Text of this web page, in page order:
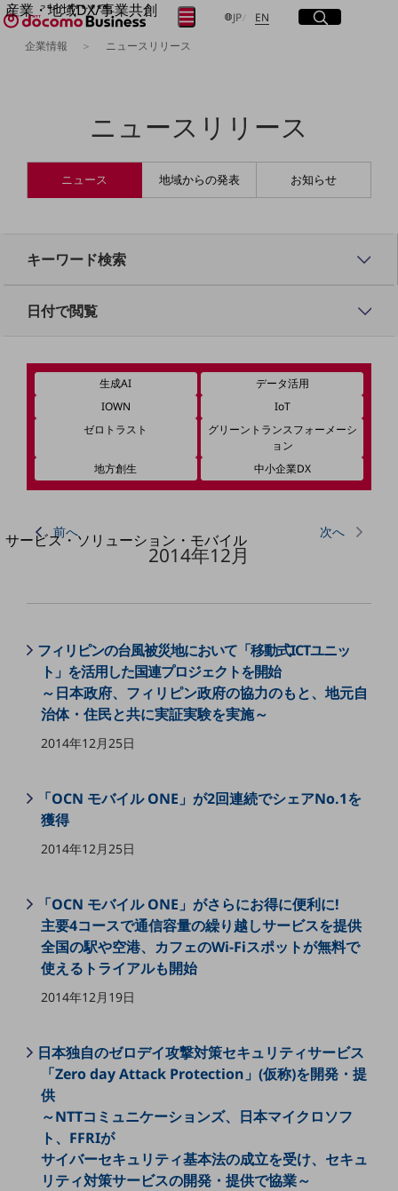
産業・地域DX/事業共創
OPEN HUB for Plural Futures
プレイヤー(カタリスト/パートナー企業)
Smart World
Smart Education
Smart Mobility
Smart Worksite
地域社会を支える皆さまと地域課題の解決や
地域経済のさらなる活性化に取り組みます
自治体・地域社会との共創
LGPF(Local Government Platform)
別ウィンドウで開きます
サービス・ソリューション・モバイル
サービス・ソリューションTOP
サービス・ソリューションをご紹介
カテゴリーで探すTOP
ネットワーク・モバイル
クラウド・データセンター
電話・映像コミュニケーション
データ利活用
運用管理
業務支援・マーケティング
災害対策・BCP
課題・ニーズで探すTOP
コミュニケーション・情報共有
マーケティング
業務効率化
災害対策
JP日本語
EN Englishサイト内検索
開く
メニュー
開く
フリーワードでNTTドコモビジネスの
取り組みを検索
企業情報 ニュースリリース
ニュースリリース
ニュース 地域からの発表 お知らせ
キーワード検索
日付で閲覧
生成AI
データ活用
IOWN
IoT
ゼロトラスト
グリーントランスフォーメーシ
ョン
地方創生
中小企業DX
前へ 次へ
2014年12月
フィリピンの台風被災地において「移動式ICTユニッ
ト」を活用した国連プロジェクトを開始
～日本政府、フィリピン政府の協力のもと、地元自
治体・住民と共に実証実験を実施～
2014年12月25日
「OCN モバイル ONE」が2回連続でシェアNo.1を
獲得
2014年12月25日
「OCN モバイル ONE」がさらにお得に便利に!
主要4コースで通信容量の繰り越しサービスを提供
全国の駅や空港、カフェのWi-Fiスポットが無料で
使えるトライアルも開始
2014年12月19日
日本独自のゼロデイ攻撃対策セキュリティサービス
「Zero day Attack Protection」(仮称)を開発・提
供
～NTTコミュニケーションズ、日本マイクロソフ
ト、FFRIが
サイバーセキュリティ基本法の成立を受け、セキュ
リティ対策サービスの開発・提供で協業～